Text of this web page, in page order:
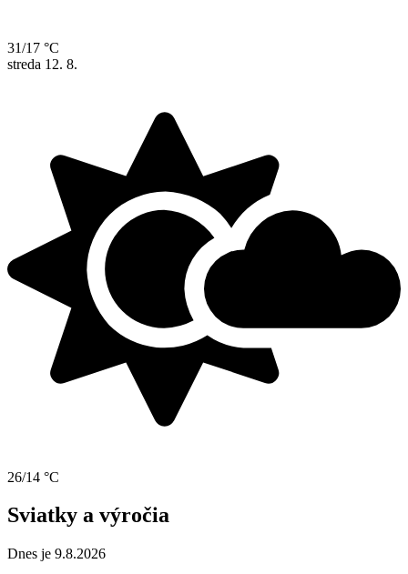
31/17 °C
streda 12. 8.
26/14 °C
Sviatky a výročia
Dnes je 9.8.2026